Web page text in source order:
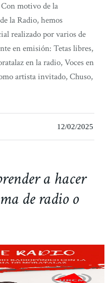
motivo de la
la Radio, hemos
realizado por varios de
en emisión: Tetas libres,
en la radio, Voces en
artista invitado, Chuso,
12/02/2025
a hacer
de radio o